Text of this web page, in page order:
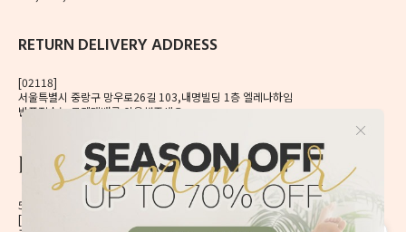
RETURN DELIVERY ADDRESS
[02118]
서울특별시 중랑구 망우로26길 103,내명빌딩 1층 엘레나하임
반품접수는 로젠택배를 이용해주세요.
56, Mangu-ro, Dongdaemun-gu, Seoul, Korea
[02496] 서울시 동대문구 망우로 56 이앤제이빌딩 6층